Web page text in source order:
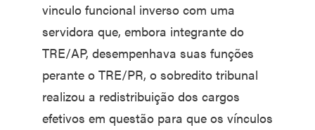
vinculo funcional inverso com uma
servidora que, embora integrante do
TRE/AP, desempenhava suas funções
perante o TRE/PR, o sobredito tribunal
realizou a redistribuição dos cargos
efetivos em questão para que os vínculos